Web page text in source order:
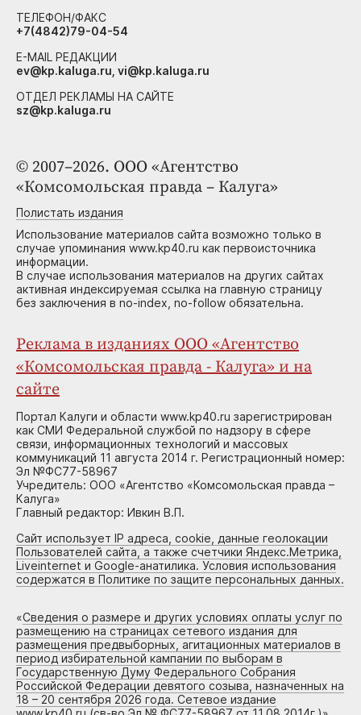
© 2007–2026. ООО «Агентство
«Комсомольская правда – Калуга»
Полистать издания
Использование материалов сайта возможно только в
случае упоминания www.kp40.ru как первоисточника
информации.
В случае использования материалов на других сайтах
активная индексируемая ссылка на главную страницу
без заключения в no-index, no-follow обязательна.
Реклама в изданиях ООО «Агентство
«Комсомольская правда - Калуга» и на
сайте
Портал Калуги и области www.kp40.ru зарегистрирован
как СМИ Федеральной службой по надзору в сфере
связи, информационных технологий и массовых
коммуникаций 11 августа 2014 г. Регистрационный номер:
Эл №ФС77-58967
Учредитель: ООО «Агентство «Комсомольская правда –
Калуга»
Главный редактор: Ивкин В.П.
Сайт использует IP адреса, cookie, данные геолокации
Пользователей сайта, а также счетчики Яндекс.Метрика,
Liveinternet и Google-анатилика. Условия использования
содержатся в Политике по защите персональных данных.
«Сведения о размере и других условиях оплаты услуг по
размещению на страницах сетевого издания для
размещения предвыборных, агитационных материалов в
период избирательной кампании по выборам в
Государственную Думу Федерального Собрания
Российской Федерации девятого созыва, назначенных на
18 – 20 сентября 2026 года. Сетевое издание
ТЕЛЕФОН/ФАКС
+7(4842)79-04-54
E-MAIL РЕДАКЦИИ
ev@kp.kaluga.ru, vi@kp.kaluga.ru
ОТДЕЛ РЕКЛАМЫ НА САЙТЕ
sz@kp.kaluga.ru